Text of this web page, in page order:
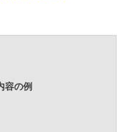
容の例